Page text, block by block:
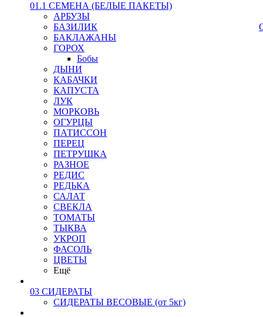
01.1 СЕМЕНА (БЕЛЫЕ ПАКЕТЫ)
АРБУЗЫ
БАЗИЛИК
БАКЛАЖАНЫ
ГОРОХ
Бобы
ДЫНИ
КАБАЧКИ
КАПУСТА
ЛУК
МОРКОВЬ
ОГУРЦЫ
ПАТИССОН
ПЕРЕЦ
ПЕТРУШКА
РАЗНОЕ
РЕДИС
РЕДЬКА
САЛАТ
СВЕКЛА
ТОМАТЫ
ТЫКВА
УКРОП
ФАСОЛЬ
ЦВЕТЫ
Ещё
03 СИДЕРАТЫ
СИДЕРАТЫ ВЕСОВЫЕ (от 5кг)